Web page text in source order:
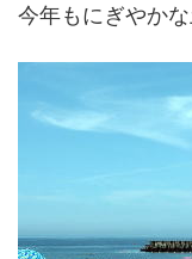
今年もにぎやか